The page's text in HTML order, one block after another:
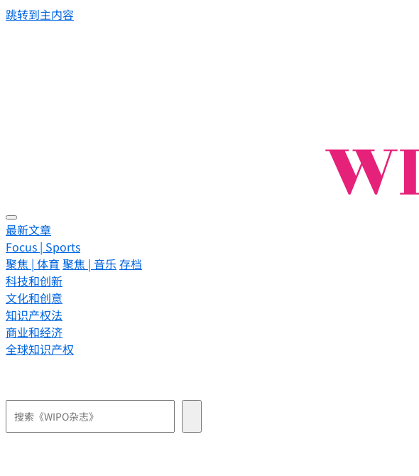
跳转到主内容
最新文章
Focus | Sports
聚焦 | 体育 聚焦 | 音乐存档
科技和创新
文化和创意
知识产权法
商业和经济
全球知识产权